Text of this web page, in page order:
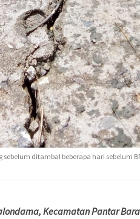
ditambal beberapa hari sebelum
Kecamatan Pantar